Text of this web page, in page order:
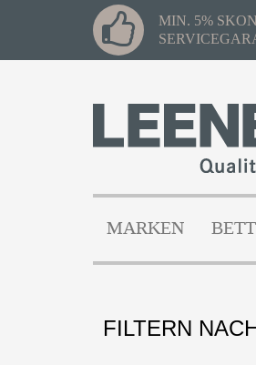
MIN. 5%
MARKEN
FILTERN